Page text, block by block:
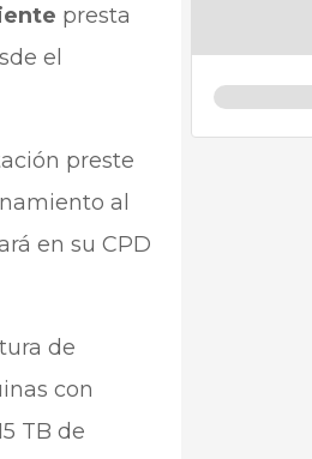
presta
el
preste
al
en su CPD
de
con
TB de